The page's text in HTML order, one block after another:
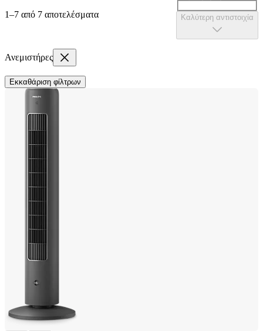
1–7 από 7 αποτελέσματα Καλύτερη αντιστοιχία
Ανεμιστήρες
Εκκαθάριση φίλτρων